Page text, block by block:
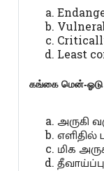
Least
கங்கை மென்-
அருகி
எளிதில்
மிக